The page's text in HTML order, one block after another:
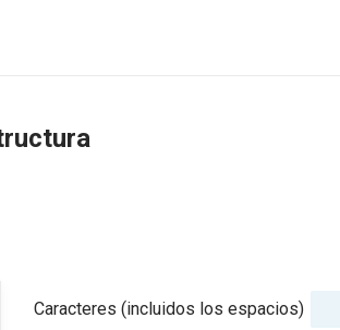
Caracteres (incluidos los espacios)